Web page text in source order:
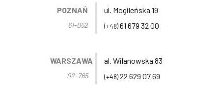
POZNAŃ
61-052
ul. Mogileńska 19
(+48)61 679 32 00
WARSZAWA
02-765
al. Wilanowska 83
(+48)22 629 07 69